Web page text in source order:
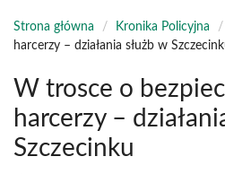
Strona główna / Kronika Policyjna /
harcerzy – działania służb w
W trosce o
harcerzy –
Szczecinku